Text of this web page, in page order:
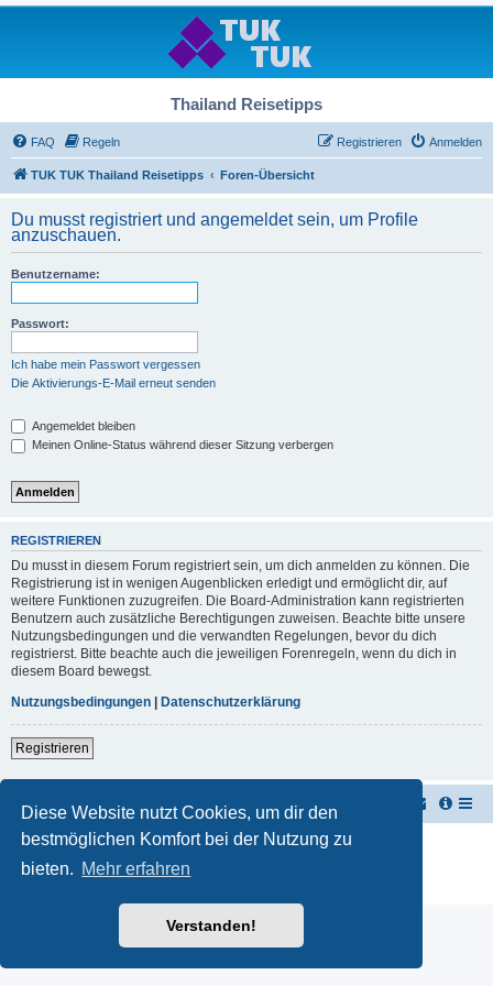
Diese Website nutzt Cookies, um dir den
bestmöglichen Komfort bei der Nutzung zu
bieten. Mehr erfahren
Verstanden!
Thailand Reisetipps
FAQ Regeln Anmelden
Registrieren
TUK TUK Thailand Reisetipps Foren-Übersicht
Du musst registriert und angemeldet sein, um Profile
anzuschauen.
Benutzername:
Passwort:
Ich habe mein Passwort vergessen
Die Aktivierungs-E-Mail erneut senden
Angemeldet bleiben
Meinen Online-Status während dieser Sitzung verbergen
REGISTRIEREN
Du musst in diesem Forum registriert sein, um dich anmelden zu können. Die
Registrierung ist in wenigen Augenblicken erledigt und ermöglicht dir, auf
weitere Funktionen zuzugreifen. Die Board-Administration kann registrierten
Benutzern auch zusätzliche Berechtigungen zuweisen. Beachte bitte unsere
Nutzungsbedingungen und die verwandten Regelungen, bevor du dich
registrierst. Bitte beachte auch die jeweiligen Forenregeln, wenn du dich in
diesem Board bewegst.
Nutzungsbedingungen
Datenschutzerklärung
Registrieren
TUK TUK Thailand Reisetipps Foren-Übersicht
Powered byphpBB ® Forum Software © phpBB Limited
Deutsche Übersetzung durch